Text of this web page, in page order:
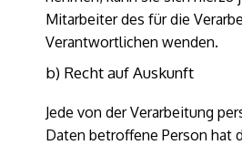
Mitarbeiter des für die
Verantwortlichen wenden.
b) Recht auf Auskunft
Jede von der Verarbeitung
Daten betroffene Person hat